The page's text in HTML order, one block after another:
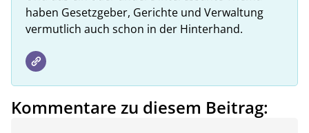
haben Gesetzgeber, Gerichte und Verwaltung
vermutlich auch schon in der Hinterhand.
Kommentare zu diesem Beitrag: